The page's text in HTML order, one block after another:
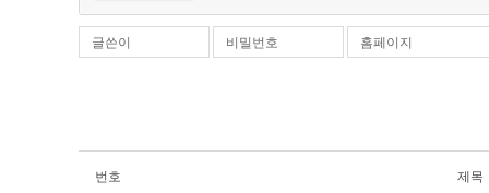
글쓴이 비밀번호 홈페이지
번호 제목